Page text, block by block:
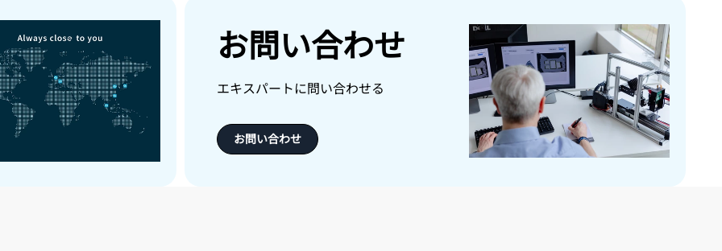
お問い合わせ
エキスパートに問い合わせる
お問い合わせ